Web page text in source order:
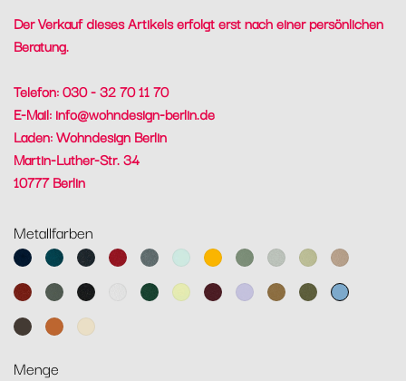
Der Verkauf dieses Artikels erfolgt erst nach einer persönlichen
Beratung.
Telefon: 030 - 32 70 11 70
E-Mail: info@wohndesign-berlin.de
Laden: Wohndesign Berlin
Martin-Luther-Str. 34
10777 Berlin
Metallfarben
AbyssblauAcapulcoblau
Anthrazit
Chili Gewittergrau
Gletscherminze
HonigKaktusLehmgrau
LindgrünMuskat
OckerRosmarin
Lakritz Baumwollweiß
Zederngrün
Zitronensorbet
Schwarzkirsche
Marshmallo
Lebkuchen
PestoMaya
TonkaKandierte
Latte-
Menge